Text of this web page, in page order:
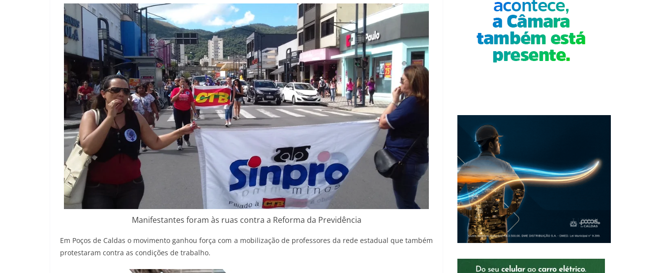
Manifestantes foram às ruas contra a Reforma da Previdência
Em Poços de Caldas o movimento ganhou força com a mobilização de professores da rede estadual que também
protestaram contra as condições de trabalho.